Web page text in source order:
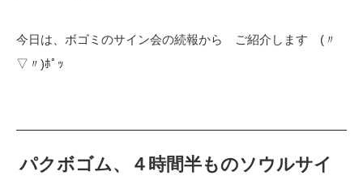
今日は、ボゴミのサイン会の続報から ご紹介します (〃
▽〃)ﾎﾟｯ
パクボゴム、４時間半ものソウルサイ